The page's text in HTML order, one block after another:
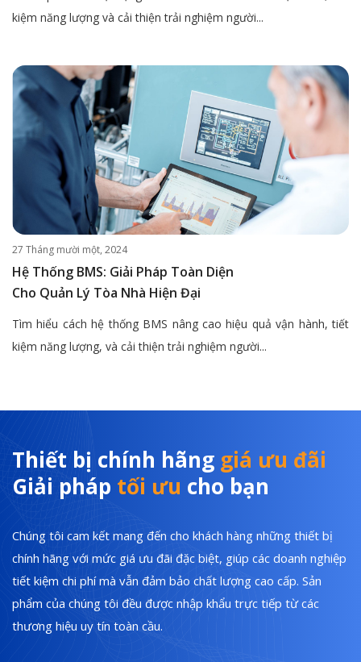
kiệm năng lượng và cải thiện trải nghiệm người...
27 Tháng mười một, 2024
Hệ Thống BMS: Giải Pháp Toàn Diện
Cho Quản Lý Tòa Nhà Hiện Đại
Tìm hiểu cách hệ thống BMS nâng cao hiệu quả vận hành, tiết
kiệm năng lượng, và cải thiện trải nghiệm người...
Thiết bị chính hãng giá ưu đãi
Giải pháp tối ưu cho bạn
Chúng tôi cam kết mang đến cho khách hàng những thiết bị
chính hãng với mức giá ưu đãi đặc biệt, giúp các doanh nghiệp
tiết kiệm chi phí mà vẫn đảm bảo chất lượng cao cấp. Sản
phẩm của chúng tôi đều được nhập khẩu trực tiếp từ các
thương hiệu uy tín toàn cầu.